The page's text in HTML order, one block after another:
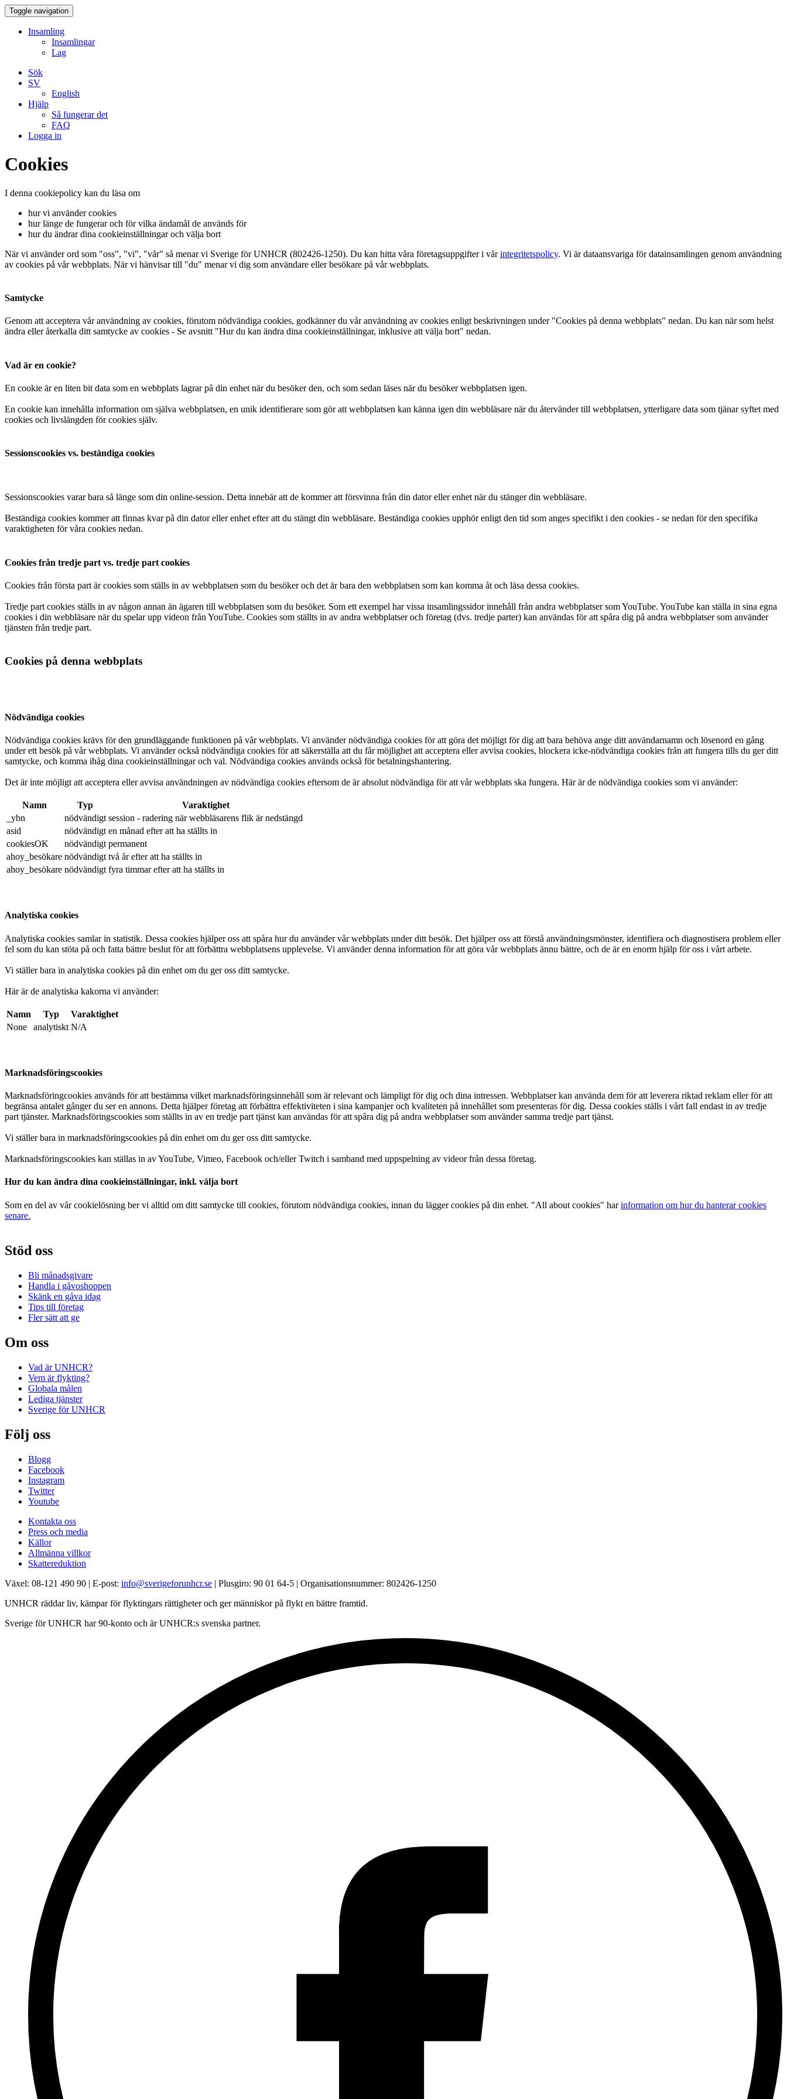
Toggle navigation
Insamling
Insamlingar
Lag
Sök
SV
English
Hjälp
Så fungerar det
FAQ
Logga in
Cookies
I denna cookiepolicy kan du läsa om
hur vi använder cookies
hur länge de fungerar och för vilka ändamål de används för
hur du ändrar dina cookieinställningar och välja bort
När vi använder ord som "oss", "vi", "vår" så menar vi Sverige för UNHCR (802426-1250). Du kan hitta våra företagsuppgifter i vårintegritetspolicy. Vi är dataansvariga för datainsamlingen genom användning
av cookies på vår webbplats. När vi hänvisar till "du" menar vi dig som användare eller besökare på vår webbplats.
Samtycke
Genom att acceptera vår användning av cookies, förutom nödvändiga cookies, godkänner du vår användning av cookies enligt beskrivningen under "Cookies på denna webbplats" nedan. Du kan när som helst
ändra eller återkalla ditt samtycke av cookies - Se avsnitt "Hur du kan ändra dina cookieinställningar, inklusive att välja bort" nedan.
Vad är en cookie?
En cookie är en liten bit data som en webbplats lagrar på din enhet när du besöker den, och som sedan läses när du besöker webbplatsen igen.
En cookie kan innehålla information om själva webbplatsen, en unik identifierare som gör att webbplatsen kan känna igen din webbläsare när du återvänder till webbplatsen, ytterligare data som tjänar syftet med
cookies och livslängden för cookies själv.
Sessionscookies vs. beständiga cookies
Sessionscookies varar bara så länge som din online-session. Detta innebär att de kommer att försvinna från din dator eller enhet när du stänger din webbläsare.
Beständiga cookies kommer att finnas kvar på din dator eller enhet efter att du stängt din webbläsare. Beständiga cookies upphör enligt den tid som anges specifikt i den cookies - se nedan för den specifika
varaktigheten för våra cookies nedan.
Cookies från tredje part vs. tredje part cookies
Cookies från första part är cookies som ställs in av webbplatsen som du besöker och det är bara den webbplatsen som kan komma åt och läsa dessa cookies.
Tredje part cookies ställs in av någon annan än ägaren till webbplatsen som du besöker. Som ett exempel har vissa insamlingssidor innehåll från andra webbplatser som YouTube. YouTube kan ställa in sina egna
cookies i din webbläsare när du spelar upp videon från YouTube. Cookies som ställts in av andra webbplatser och företag (dvs. tredje parter) kan användas för att spåra dig på andra webbplatser som använder
tjänsten från tredje part.
Cookies på denna webbplats
Nödvändiga cookies
Nödvändiga cookies krävs för den grundläggande funktionen på vår webbplats. Vi använder nödvändiga cookies för att göra det möjligt för dig att bara behöva ange ditt användarnamn och lösenord en gång
under ett besök på vår webbplats. Vi använder också nödvändiga cookies för att säkerställa att du får möjlighet att acceptera eller avvisa cookies, blockera icke-nödvändiga cookies från att fungera tills du ger ditt
samtycke, och komma ihåg dina cookieinställningar och val. Nödvändiga cookies används också för betalningshantering.
Det är inte möjligt att acceptera eller avvisa användningen av nödvändiga cookies eftersom de är absolut nödvändiga för att vår webbplats ska fungera. Här är de nödvändiga cookies som vi använder:
Namn Typ
Varaktighet
_ybn
nödvändigt session - radering när webbläsarens flik är nedstängd
asid
nödvändigt en månad efter att ha ställts in
cookiesOK
nödvändigt permanent
ahoy_besökare nödvändigt två år efter att ha ställts in
ahoy_besökare nödvändigt fyra timmar efter att ha ställts in
Analytiska cookies
Analytiska cookies samlar in statistik. Dessa cookies hjälper oss att spåra hur du använder vår webbplats under ditt besök. Det hjälper oss att förstå användningsmönster, identifiera och diagnostisera problem eller
fel som du kan stöta på och fatta bättre beslut för att förbättra webbplatsens upplevelse. Vi använder denna information för att göra vår webbplats ännu bättre, och de är en enorm hjälp för oss i vårt arbete.
Vi ställer bara in analytiska cookies på din enhet om du ger oss ditt samtycke.
Här är de analytiska kakorna vi använder:
Namn Typ
Varaktighet
None
analytiskt N/A
Marknadsföringscookies
Marknadsföringcookies används för att bestämma vilket marknadsföringsinnehåll som är relevant och lämpligt för dig och dina intressen. Webbplatser kan använda dem för att leverera riktad reklam eller för att
begränsa antalet gånger du ser en annons. Detta hjälper företag att förbättra effektiviteten i sina kampanjer och kvaliteten på innehållet som presenteras för dig. Dessa cookies ställs i vårt fall endast in av tredje
part tjänster. Marknadsföringscookies som ställts in av en tredje part tjänst kan användas för att spåra dig på andra webbplatser som använder samma tredje part tjänst.
Vi ställer bara in marknadsföringscookies på din enhet om du ger oss ditt samtycke.
Marknadsföringscookies kan ställas in av YouTube, Vimeo, Facebook och/eller Twitch i samband med uppspelning av videor från dessa företag.
Hur du kan ändra dina cookieinställningar, inkl. välja bort
Som en del av vår cookielösning ber vi alltid om ditt samtycke till cookies, förutom nödvändiga cookies, innan du lägger cookies på din enhet. "All about cookies" harinformation om hur du hanterar cookies
senare.
Stöd oss
Bli månadsgivare
Handla i gåvoshoppen
Skänk en gåva idag
Tips till företag
Fler sätt att ge
Om oss
Vad är UNHCR?
Vem är flykting?
Globala målen
Lediga tjänster
Sverige för UNHCR
Följ oss
Blogg
Facebook
Instagram
Twitter
Youtube
Kontakta oss
Press och media
Källor
Allmänna villkor
Skattereduktion
Växel: 08-121 490 90 | E-post: info@sverigeforunhcr.se | Plusgiro: 90 01 64-5 | Organisationsnummer: 802426-1250
UNHCR räddar liv, kämpar för flyktingars rättigheter och ger människor på flykt en bättre framtid.
Sverige för UNHCR har 90-konto och är UNHCR:s svenska partner.